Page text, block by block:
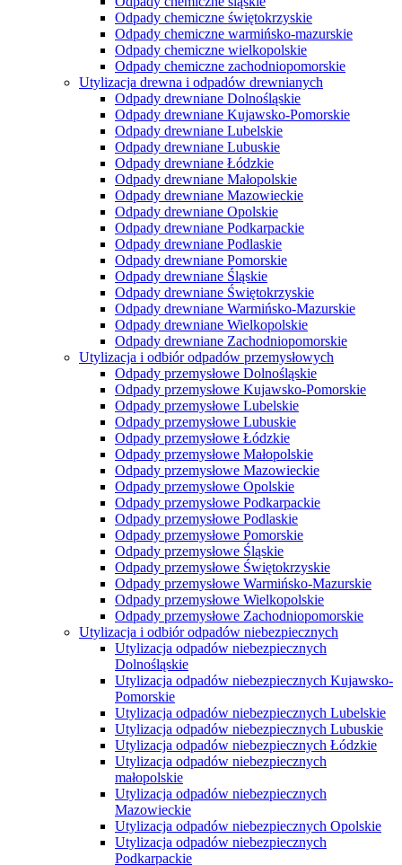
Odpady chemiczne świętokrzyskie
Odpady chemiczne warmińsko-mazurskie
Odpady chemiczne wielkopolskie
Odpady chemiczne zachodniopomorskie
Utylizacja drewna i odpadów drewnianych
Odpady drewniane Dolnośląskie
Odpady drewniane Kujawsko-Pomorskie
Odpady drewniane Lubelskie
Odpady drewniane Lubuskie
Odpady drewniane Łódzkie
Odpady drewniane Małopolskie
Odpady drewniane Mazowieckie
Odpady drewniane Opolskie
Odpady drewniane Podkarpackie
Odpady drewniane Podlaskie
Odpady drewniane Pomorskie
Odpady drewniane Śląskie
Odpady drewniane Świętokrzyskie
Odpady drewniane Warmińsko-Mazurskie
Odpady drewniane Wielkopolskie
Odpady drewniane Zachodniopomorskie
Utylizacja i odbiór odpadów przemysłowych
Odpady przemysłowe Dolnośląskie
Odpady przemysłowe Kujawsko-Pomorskie
Odpady przemysłowe Lubelskie
Odpady przemysłowe Lubuskie
Odpady przemysłowe Łódzkie
Odpady przemysłowe Małopolskie
Odpady przemysłowe Mazowieckie
Odpady przemysłowe Opolskie
Odpady przemysłowe Podkarpackie
Odpady przemysłowe Podlaskie
Odpady przemysłowe Pomorskie
Odpady przemysłowe Śląskie
Odpady przemysłowe Świętokrzyskie
Odpady przemysłowe Warmińsko-Mazurskie
Odpady przemysłowe Wielkopolskie
Odpady przemysłowe Zachodniopomorskie
Utylizacja i odbiór odpadów niebezpiecznych
Utylizacja odpadów niebezpiecznych
Dolnośląskie
Utylizacja odpadów niebezpiecznych Kujawsko-
Pomorskie
Utylizacja odpadów niebezpiecznych Lubelskie
Utylizacja odpadów niebezpiecznych Lubuskie
Utylizacja odpadów niebezpiecznych Łódzkie
Utylizacja odpadów niebezpiecznych
małopolskie
Utylizacja odpadów niebezpiecznych
Mazowieckie
Utylizacja odpadów niebezpiecznych Opolskie
Utylizacja odpadów niebezpiecznych
Podkarpackie